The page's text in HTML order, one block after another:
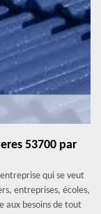
53700 par
qui se veut
entreprises, écoles,
aux besoins de tout